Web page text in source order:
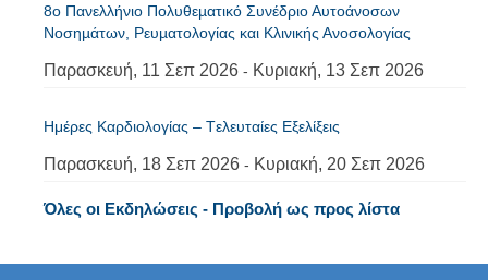
8ο Πανελλήνιο Πολυθεµατικό Συνέδριο Αυτοάνοσων
Νοσηµάτων, Ρευµατολογίας και Κλινικής Ανοσολογίας
Παρασκευή, 11 Σεπ 2026 - Κυριακή, 13 Σεπ 2026
Ημέρες Καρδιολογίας – Tελευταίες Εξελίξεις
Παρασκευή, 18 Σεπ 2026 - Κυριακή, 20 Σεπ 2026
Όλες οι Εκδηλώσεις - Προβολή ως προς λίστα